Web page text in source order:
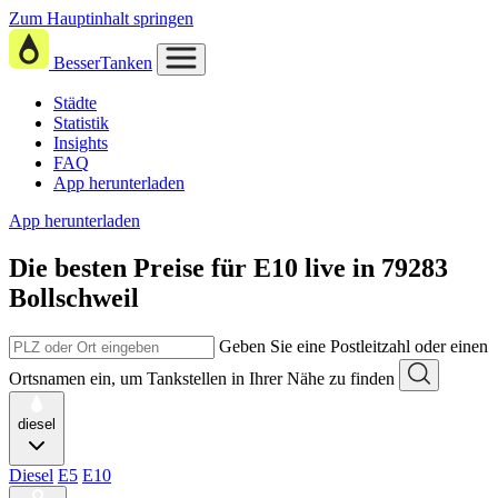
Zum Hauptinhalt springen
BesserTanken
Städte
Statistik
Insights
FAQ
App herunterladen
App herunterladen
Die besten Preise für E10 live in 79283
Bollschweil
Geben Sie eine Postleitzahl oder einen
Ortsnamen ein, um Tankstellen in Ihrer Nähe zu finden
diesel
Diesel E5 E10